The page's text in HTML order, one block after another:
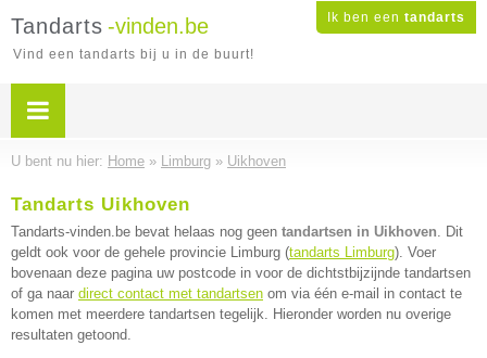
Ik ben een tandarts
Tandarts -vinden.be
Vind een tandarts bij u in de buurt!
U bent nu hier: Home » Limburg » Uikhoven
Tandarts Uikhoven
Tandarts-vinden.be bevat helaas nog geen tandartsen in Uikhoven. Dit
geldt ook voor de gehele provincie Limburg (tandarts Limburg). Voer
bovenaan deze pagina uw postcode in voor de dichtstbijzijnde tandartsen
of ga naar direct contact met tandartsen om via één e-mail in contact te
komen met meerdere tandartsen tegelijk. Hieronder worden nu overige
resultaten getoond.